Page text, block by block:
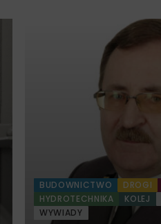
BUDOWNICTWO DROGI
HYDROTECHNIKA
KOLEJ
WYWIADY